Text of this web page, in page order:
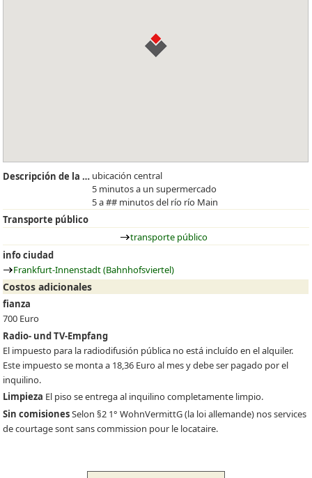
Descripción de la situación ubicación central
5 minutos a un supermercado
5 a ## minutos del río río Main
Transporte público
transporte público
info ciudad
Frankfurt-Innenstadt (Bahnhofsviertel)
Costos adicionales
fianza
700 Euro
Radio- und TV-Empfang
El impuesto para la radiodifusión pública no está incluído en el alquiler.
Este impuesto se monta a 18,36 Euro al mes y debe ser pagado por el
inquilino.
Limpieza El piso se entrega al inquilino completamente limpio.
Sin comisionesSelon §2 1° WohnVermittG (la loi allemande) nos services
de courtage sont sans commission pour le locataire.